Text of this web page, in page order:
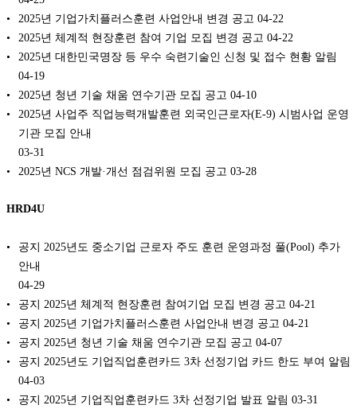
2025년 기업가치플러스훈련 사업안내 변경 공고 04-22
2025년 체계적 현장훈련 참여 기업 모집 변경 공고 04-22
2025년 대한민국명장 등 우수 숙련기술인 신청 및 접수 현황 알림
04-19
2025년 청년 기술 채움 연수기관 모집 공고 04-10
2025년 사업주 직업능력개발훈련 외국인근로자(E-9) 시범사업 운영
기관 모집 안내
03-31
2025년 NCS 개발·개선 점검위원 모집 공고 03-28
HRD4U
공지 2025년도 중소기업 근로자 주도 훈련 운영과정 풀(Pool) 추가
안내
04-29
공지 2025년 체계적 현장훈련 참여기업 모집 변경 공고 04-21
공지 2025년 기업가치플러스훈련 사업안내 변경 공고 04-21
공지 2025년 청년 기술 채움 연수기관 모집 공고 04-07
공지 2025년도 기업직업훈련카드 3차 선정기업 카드 한도 부여 알림
04-03
공지 2025년 기업직업훈련카드 3차 선정기업 발표 알림 03-31